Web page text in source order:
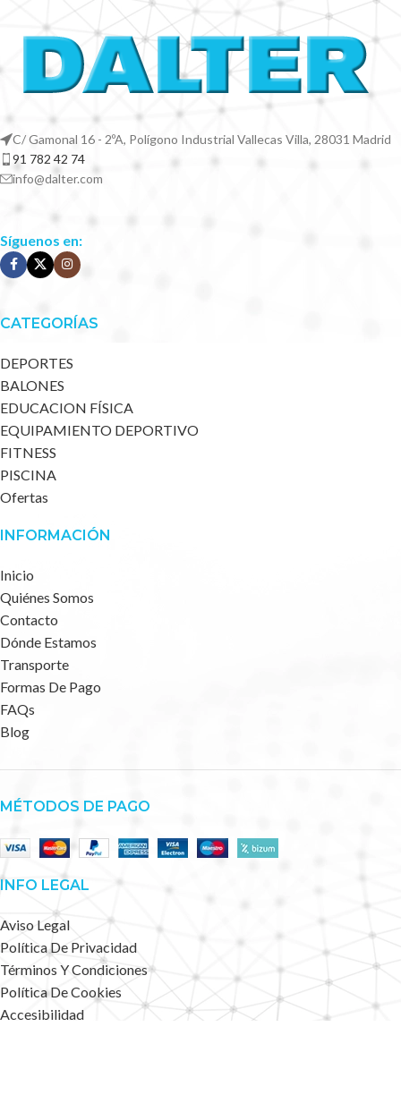
C/ Gamonal 16 - 2ºA, Polígono Industrial Vallecas Villa, 28031 Madrid
91 782 42 74
info@dalter.com
Síguenos en:
CATEGORÍAS
DEPORTES
BALONES
EDUCACION FÍSICA
EQUIPAMIENTO DEPORTIVO
FITNESS
PISCINA
Ofertas
INFORMACIÓN
Inicio
Quiénes Somos
Contacto
Dónde Estamos
Transporte
Formas De Pago
FAQs
Blog
MÉTODOS DE PAGO
INFO LEGAL
Aviso Legal
Política De Privacidad
Términos Y Condiciones
Política De Cookies
Accesibilidad